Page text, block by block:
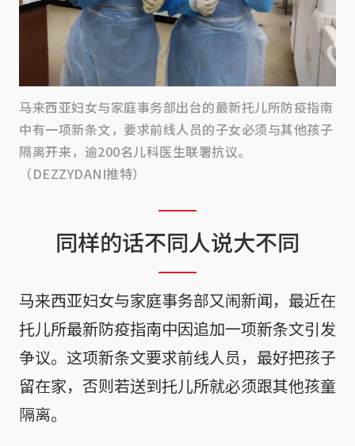
马来西亚妇女与家庭事务部出台的最新托儿所防疫指南
中有一项新条文，要求前线人员的子女必须与其他孩子
隔离开来，逾200名儿科医生联署抗议。
（DEZZYDANI推特）
同样的话不同人说大不同
马来西亚妇女与家庭事务部又闹新闻，最近在
托儿所最新防疫指南中因追加一项新条文引发
争议。这项新条文要求前线人员，最好把孩子
留在家，否则若送到托儿所就必须跟其他孩童
隔离。